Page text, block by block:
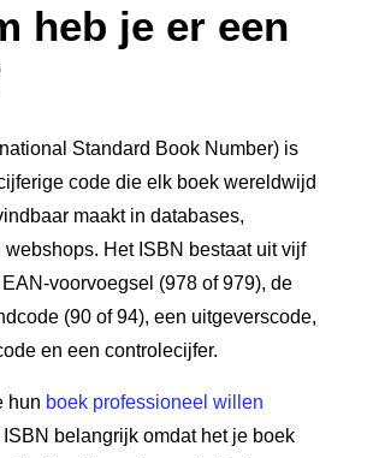
heb je er een
Standard Book Number) is
code die elk boek wereldwijd
maakt in databases,
webshops. Het ISBN bestaat uit vijf
voorvoegsel (978 of 979), de
(90 of 94), een uitgeverscode,
en een controlecijfer.
hun boek professioneel willen
ISBN belangrijk omdat het je boek